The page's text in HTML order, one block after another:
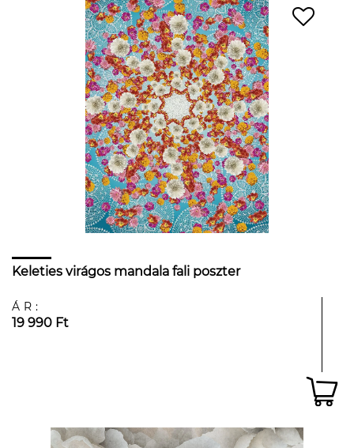
Keleties virágos mandala fali poszter
ÁR:
19 990 Ft